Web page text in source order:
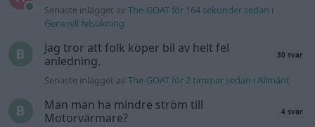
Senaste inlägget avThe-GOAT för 164 sekunder sedan i
Generell felsökning
Jag tror att folk köper bil av helt fel
anledning.
30 svar
Senaste inlägget avThe-GOAT för 2 timmar sedan iAllmänt
Man man ha mindre ström till
Motorvärmare?
4 svar